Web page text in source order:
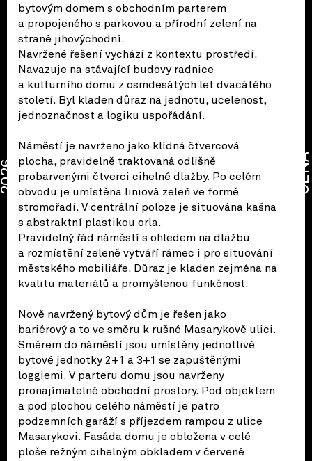
bytovým domem s obchodním parterem
a propojeného s parkovou a přírodní zelení na
straně jihovýchodní.
Navržené řešení vychází z kontextu prostředí.
Navazuje na stávající budovy radnice
a kulturního domu z osmdesátých let dvacátého
století. Byl kladen důraz na jednotu, ucelenost,
jednoznačnost a logiku uspořádání.
Náměstí je navrženo jako klidná čtvercová
plocha, pravidelně traktovaná odlišně
probarvenými čtverci cihelné dlažby. Po celém
obvodu je umístěna liniová zeleň ve formě
stromořadí. V centrální poloze je situována kašna
s abstraktní plastikou orla.
Pravidelný řád náměstí s ohledem na dlažbu
a rozmístění zeleně vytváří rámec i pro situování
městského mobiliáře. Důraz je kladen zejména na
kvalitu materiálů a promyšlenou funkčnost.
Nově navržený bytový dům je řešen jako
bariérový a to ve směru k rušné Masarykově ulici.
Směrem do náměstí jsou umístěny jednotlivé
bytové jednotky 2+1 a 3+1 se zapuštěnými
loggiemi. V parteru domu jsou navrženy
pronajímatelné obchodní prostory. Pod objektem
a pod plochou celého náměstí je patro
podzemních garáží s příjezdem rampou z ulice
Masarykovi. Fasáda domu je obložena v celé
ploše režným cihelným obkladem v červené
2026 CENA